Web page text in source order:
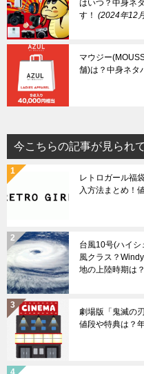
はいつ？中身ネ
す！
2024年12
マウジー
舗)は？中身ネタ
今こちらの記事が見られ
レトロガール福
入方法まとめ！
台風10号(ハイ
風クラス？
地の上陸時期は？
劇場版「鬼滅の
値段や特典は？